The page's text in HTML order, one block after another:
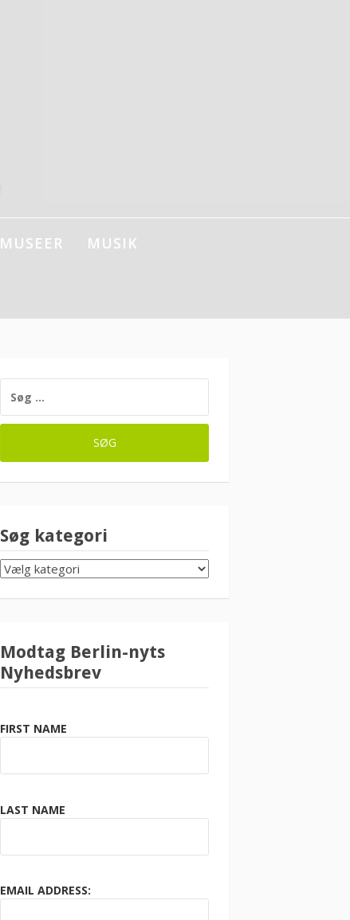
MUSEER MUSIK
EFTER:
Søg kategori
SØG
KATEGORI
Modtag Berlin-nyts
Nyhedsbrev
FIRST NAME
LAST NAME
EMAIL ADDRESS: